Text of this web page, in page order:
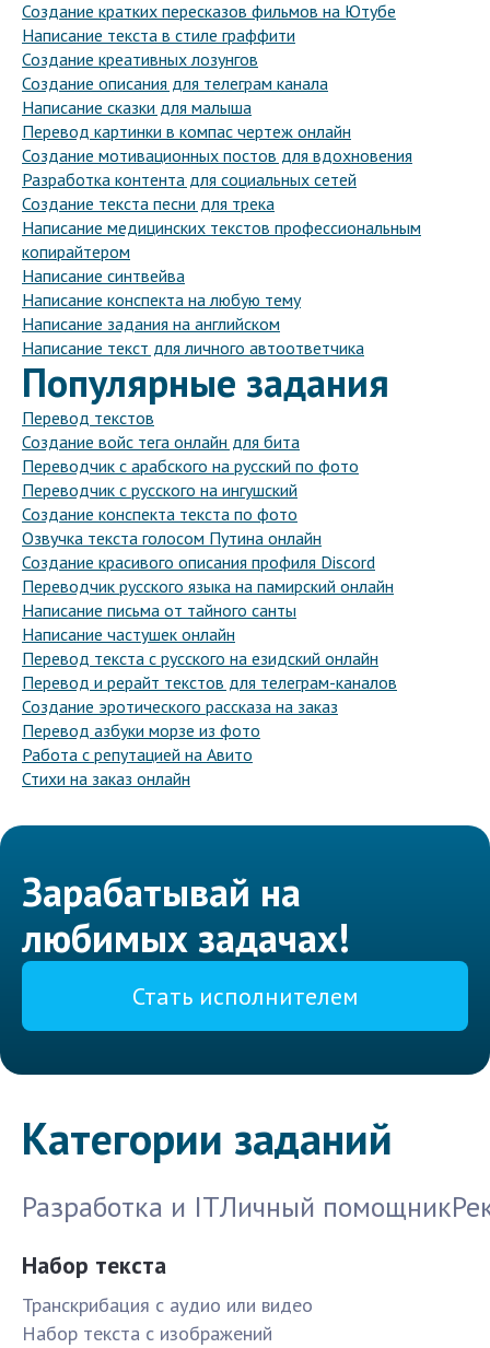
Создание кратких пересказов фильмов на Ютубе
Написание текста в стиле граффити
Создание креативных лозунгов
Создание описания для телеграм канала
Написание сказки для малыша
Перевод картинки в компас чертеж онлайн
Создание мотивационных постов для вдохновения
Разработка контента для социальных сетей
Создание текста песни для трека
Написание медицинских текстов профессиональным
копирайтером
Написание синтвейва
Написание конспекта на любую тему
Написание задания на английском
Написание текст для личного автоответчика
Популярные задания
Перевод текстов
Создание войс тега онлайн для бита
Переводчик с арабского на русский по фото
Переводчик с русского на ингушский
Создание конспекта текста по фото
Озвучка текста голосом Путина онлайн
Создание красивого описания профиля Discord
Переводчик русского языка на памирский онлайн
Написание письма от тайного санты
Написание частушек онлайн
Перевод текста с русского на езидский онлайн
Перевод и рерайт текстов для телеграм-каналов
Создание эротического рассказа на заказ
Перевод азбуки морзе из фото
Работа с репутацией на Авито
Стихи на заказ онлайн
Зарабатывай на
любимых задачах!
Стать исполнителем
Категории заданий
Разработка и ITЛичный помощник
Набор текста
Транскрибация с аудио или видео
Набор текста с изображений